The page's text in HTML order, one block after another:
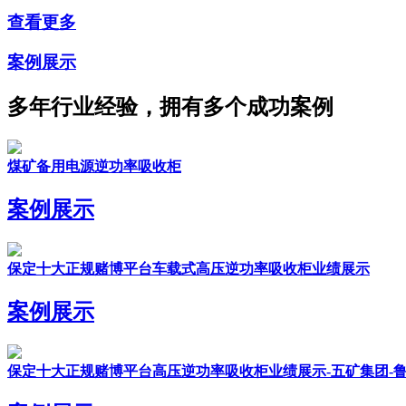
查看更多
案例展示
多年行业经验，拥有多个成功案例
煤矿备用电源逆功率吸收柜
案例展示
保定十大正规赌博平台车载式高压逆功率吸收柜业绩展示
案例展示
保定十大正规赌博平台高压逆功率吸收柜业绩展示-五矿集团-